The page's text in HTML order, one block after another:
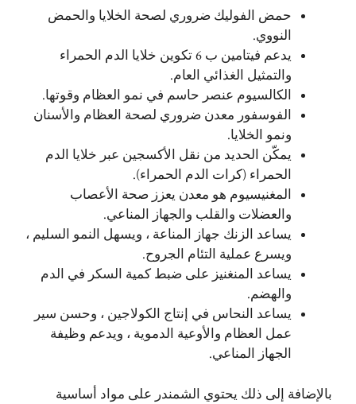
حمض الفوليك ضروري لصحة الخلايا والحمض
النووي.
يدعم فيتامين ب 6 تكوين خلايا الدم الحمراء
والتمثيل الغذائي العام.
الكالسيوم عنصر حاسم في نمو العظام وقوتها.
الفوسفور معدن ضروري لصحة العظام والأسنان
ونمو الخلايا.
يمكّن الحديد من نقل الأكسجين عبر خلايا الدم
الحمراء (كرات الدم الحمراء).
المغنيسيوم هو معدن يعزز صحة الأعصاب
والعضلات والقلب والجهاز المناعي.
يساعد الزنك جهاز المناعة ، ويسهل النمو السليم ،
ويسرع عملية التئام الجروح.
يساعد المنغنيز على ضبط كمية السكر في الدم
والهضم.
يساعد النحاس في إنتاج الكولاجين ، وحسن سير
عمل العظام والأوعية الدموية ، ويدعم وظيفة
الجهاز المناعي.
بالإضافة إلى ذلك يحتوي الشمندر على مواد أساسية